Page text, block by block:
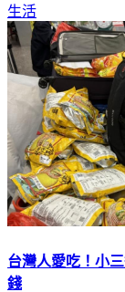
生活
台灣人愛吃！小
錢